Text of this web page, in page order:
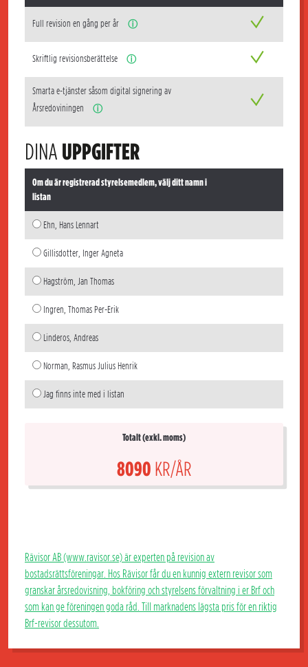
Full revision en gång per år ⓘ
Skriftlig revisionsberättelse ⓘ
Smarta e-tjänster såsom digital signering av
Årsredoviningen
ⓘ
DINA UPPGIFTER
Om du är registrerad styrelsemedlem, välj ditt namn i
listan
Ehn, Hans Lennart
Gillisdotter, Inger Agneta
Hagström, Jan Thomas
Ingren, Thomas Per-Erik
Linderos, Andreas
Norman, Rasmus Julius Henrik
Jag finns inte med i listan
Totalt (exkl. moms)
8090 KR/ÅR
Rävisor AB (www.ravisor.se) är experten på revision av
bostadsrättsföreningar. Hos Rävisor får du en kunnig extern revisor som
granskar årsredovisning, bokföring och styrelsens förvaltning i er Brf och
som kan ge föreningen goda råd. Till marknadens lägsta pris för en riktig
Brf-revisor dessutom.